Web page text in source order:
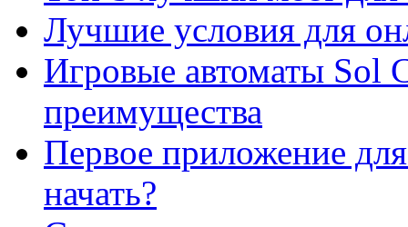
Лучшие условия для
Игровые автоматы Sol
преимущества
Первое приложение
начать?